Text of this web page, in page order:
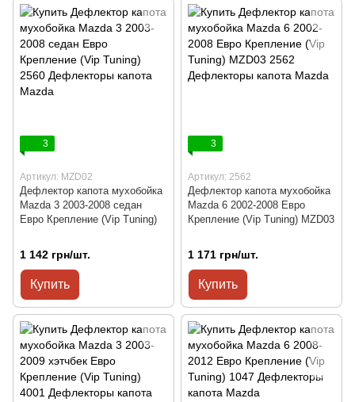
3
Артикул: MZD02
Дефлектор капота мухобойка
Mazda 3 2003-2008 седан
Евро Крепление (Vip Tuning)
1 142 грн/шт.
Купить
3
Артикул: 2562
Дефлектор капота мухобойка
Mazda 6 2002-2008 Евро
Крепление (Vip Tuning) MZD03
1 171 грн/шт.
Купить